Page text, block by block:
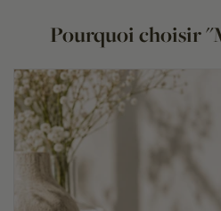
Pourquoi choisir